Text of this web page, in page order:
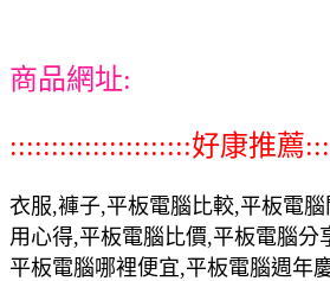
商品網址:
::::::::::::::::::::::好康推薦
衣服,褲子,平板電腦比較,平板電
用心得,平板電腦比價,平板電腦分
平板電腦哪裡便宜,平板電腦週年